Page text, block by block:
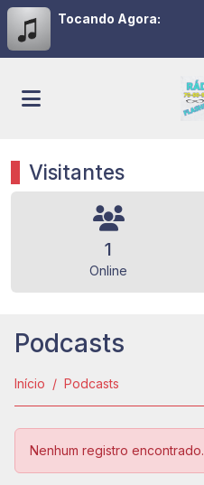
Tocando Agora:
Visitantes
1
Online
Podcasts
Início Podcasts
Nenhum registro encontrado.